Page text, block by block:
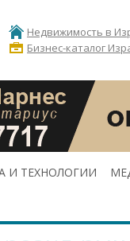
Недвижимость в
Бизнес-каталог
И ТЕХНОЛОГИИ